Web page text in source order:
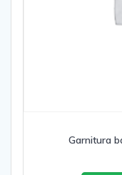
Garnitura